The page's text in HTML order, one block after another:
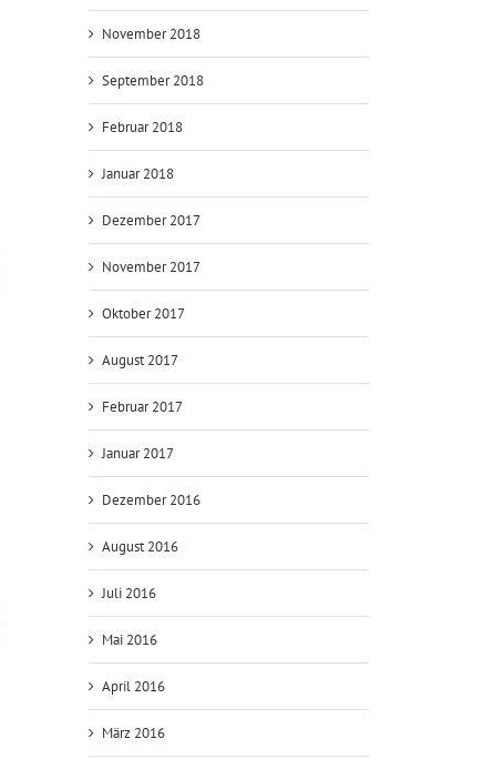
November 2018
September 2018
Februar 2018
Januar 2018
Dezember 2017
November 2017
Oktober 2017
August 2017
Februar 2017
Januar 2017
Dezember 2016
August 2016
Juli 2016
Mai 2016
April 2016
März 2016